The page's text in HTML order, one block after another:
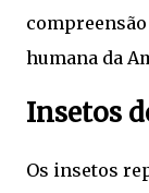
humana da
Insetos
Os insetos